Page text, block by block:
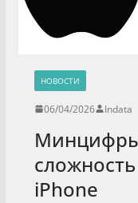
НОВОСТИ
06/04/2026 Indata
iPhone